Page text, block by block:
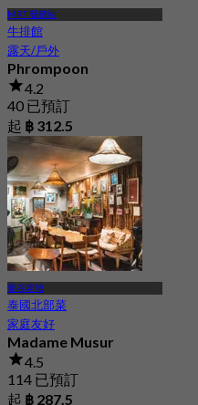
MRT 發猜站
牛排館
露天/戶外
Phrompoon
4.2
40 已預訂
起 ฿ 312.5
曼谷老城
泰國北部菜
家庭友好
Madame Musur
4.5
114 已預訂
起 ฿ 287.5